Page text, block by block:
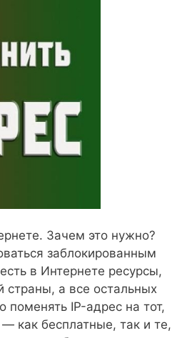
Зачем это нужно?
заблокированным
в Интернете ресурсы,
страны, а все остальных
поменять IP-адрес на тот,
— как бесплатные, так и те,